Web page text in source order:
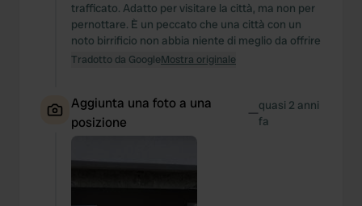
trafficato. Adatto per visitare la città, ma non per
pernottare. È un peccato che una città con un
noto birrificio non abbia niente di meglio da offrire
Tradotto da GoogleMostra originale
Aggiunta una foto a una
posizione
—quasi 2 anni
fa